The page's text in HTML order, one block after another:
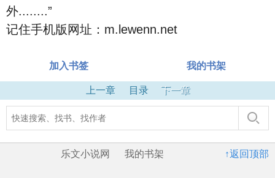
外........”
记住手机版网址：m.lewenn.net
加入书签 我的书架
上一章 目录 下一章
↑返回顶部
乐文小说网 我的书架